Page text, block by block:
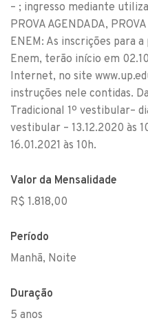
– ; ingresso mediante
PROVA AGENDADA,
ENEM: As inscrições para
Enem, terão início em
Internet, no site
instruções nele contidas.
Tradicional 1º vestibular–
vestibular – 13.12.2020 às
16.01.2021 às 10h.
Valor da Mensalidade
R$ 1.818,00
Período
Manhã, Noite
Duração
5 anos